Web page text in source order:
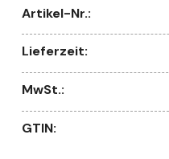
Artikel-Nr.:
Lieferzeit:
MwSt.:
GTIN: